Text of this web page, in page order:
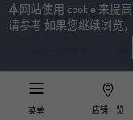
菜单 店铺一览
SOLD OUT
补货通知已发出
本网站使用 cookie 来提
请参考 如果您继续浏览